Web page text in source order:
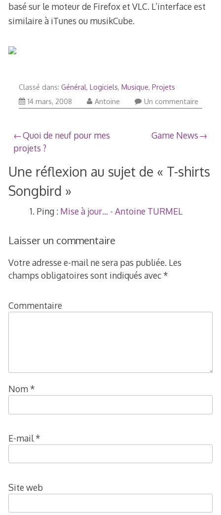
basé sur le moteur de Firefox et VLC. L’interface est
similaire à iTunes ou musikCube.
Classé dans: Général, Logiciels, Musique, Projets
14 mars, 2008
Antoine Un commentaire
Navigation
de
l’article
Quoi de neuf pour mes
projets ?
Game News
Une réflexion au sujet de « T-shirts
Songbird »
Ping : Mise à jour… - Antoine TURMEL
Laisser un commentaire
Votre adresse e-mail ne sera pas publiée. Les
champs obligatoires sont indiqués avec *
Commentaire
Nom *
E-mail*
Site web